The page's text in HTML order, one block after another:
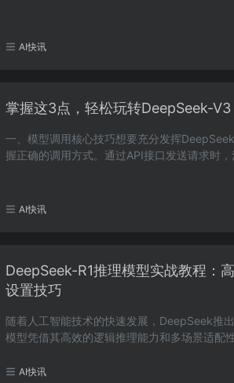
AI快讯
掌握这3点，轻松玩转DeepSeek-V3
一、模型调用核心技巧想要充分发挥
握正确的调用方式。通过API接口发送请求时
AI快讯
DeepSeek-R1推理模型实战教程：
设置技巧
随着人工智能技术的快速发展，DeepSeek推
模型凭借其高效的逻辑推理能力和多场景适配
AI快讯